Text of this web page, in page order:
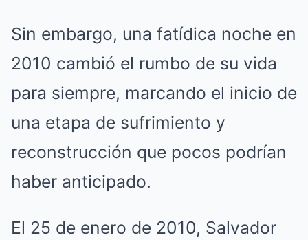
Sin embargo, una fatídica noche en
2010 cambió el rumbo de su vida
para siempre, marcando el inicio de
una etapa de sufrimiento y
reconstrucción que pocos podrían
haber anticipado.
El 25 de enero de 2010, Salvador